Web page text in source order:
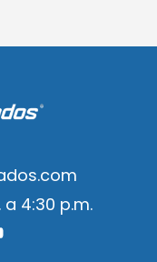
a 4:30 p.m.